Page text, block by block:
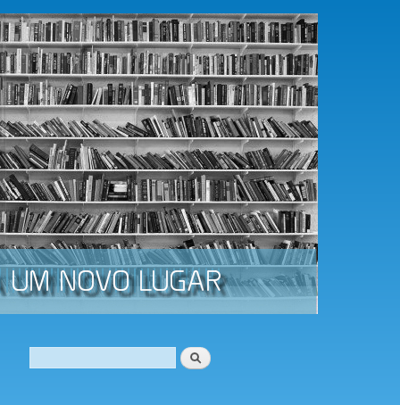
Formulário de procura
Procurar